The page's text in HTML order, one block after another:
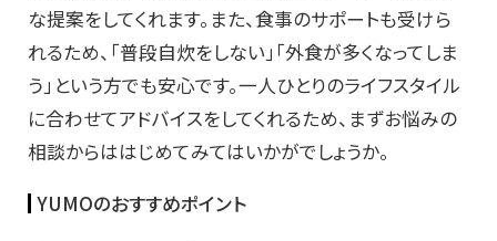
な提案をしてくれます。また、食事のサポートも受けら
れるため、「普段自炊をしない」「外食が多くなってしま
う」という方でも安心です。一人ひとりのライフスタイル
に合わせてアドバイスをしてくれるため、まずお悩みの
相談からははじめてみてはいかがでしょうか。
YUMOのおすすめポイント